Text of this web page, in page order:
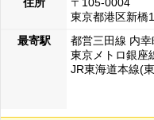
東京都港区新
最寄駅
都営三田線 内
東京メトロ銀座
JR東海道本線(